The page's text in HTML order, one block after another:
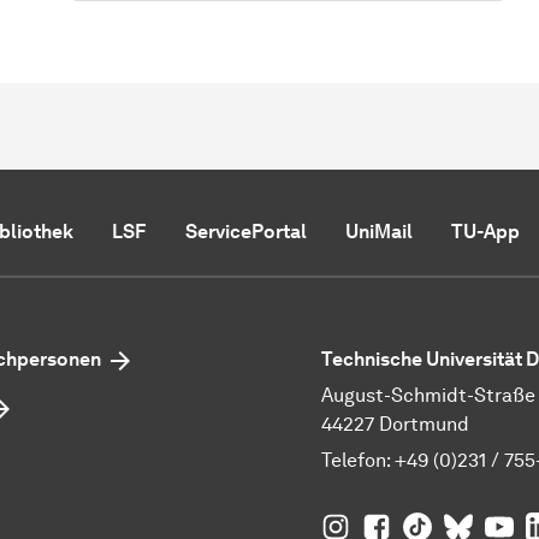
LSF ServicePortal UniMail TU-App
Technische Universität
August-Schmidt-Straße
44227 Dortmund
Telefon: +49 (0)231 /
TU Dortmund auf
TU Dortmund
TU TU